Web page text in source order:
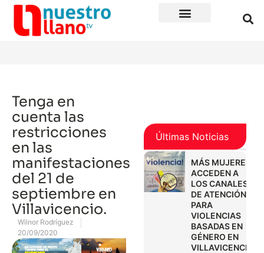
Tenga en
cuenta las
restricciones
en las
manifestaciones
del 21 de
septiembre en
Villavicencio.
Wilnor Rodríguez
20/09/2020
Últimas Noticias
MÁS MUJERES
ACCEDEN A
LOS CANALES
DE ATENCIÓN
PARA
VIOLENCIAS
BASADAS EN
GÉNERO EN
VILLAVICENCIO